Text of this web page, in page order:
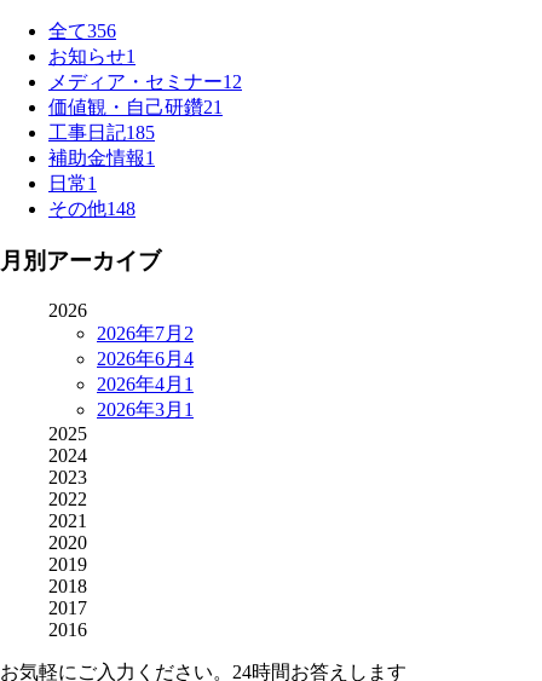
全て356
お知らせ1
メディア・セミナー12
価値観・自己研鑽21
工事日記185
補助金情報1
日常1
その他148
月別アーカイブ
2026
2026年7月 2
2026年6月 4
2026年4月 1
2026年3月 1
2025
2024
2023
2022
2021
2020
2019
2018
2017
2016
お気軽にご入力ください。24時間お答えします